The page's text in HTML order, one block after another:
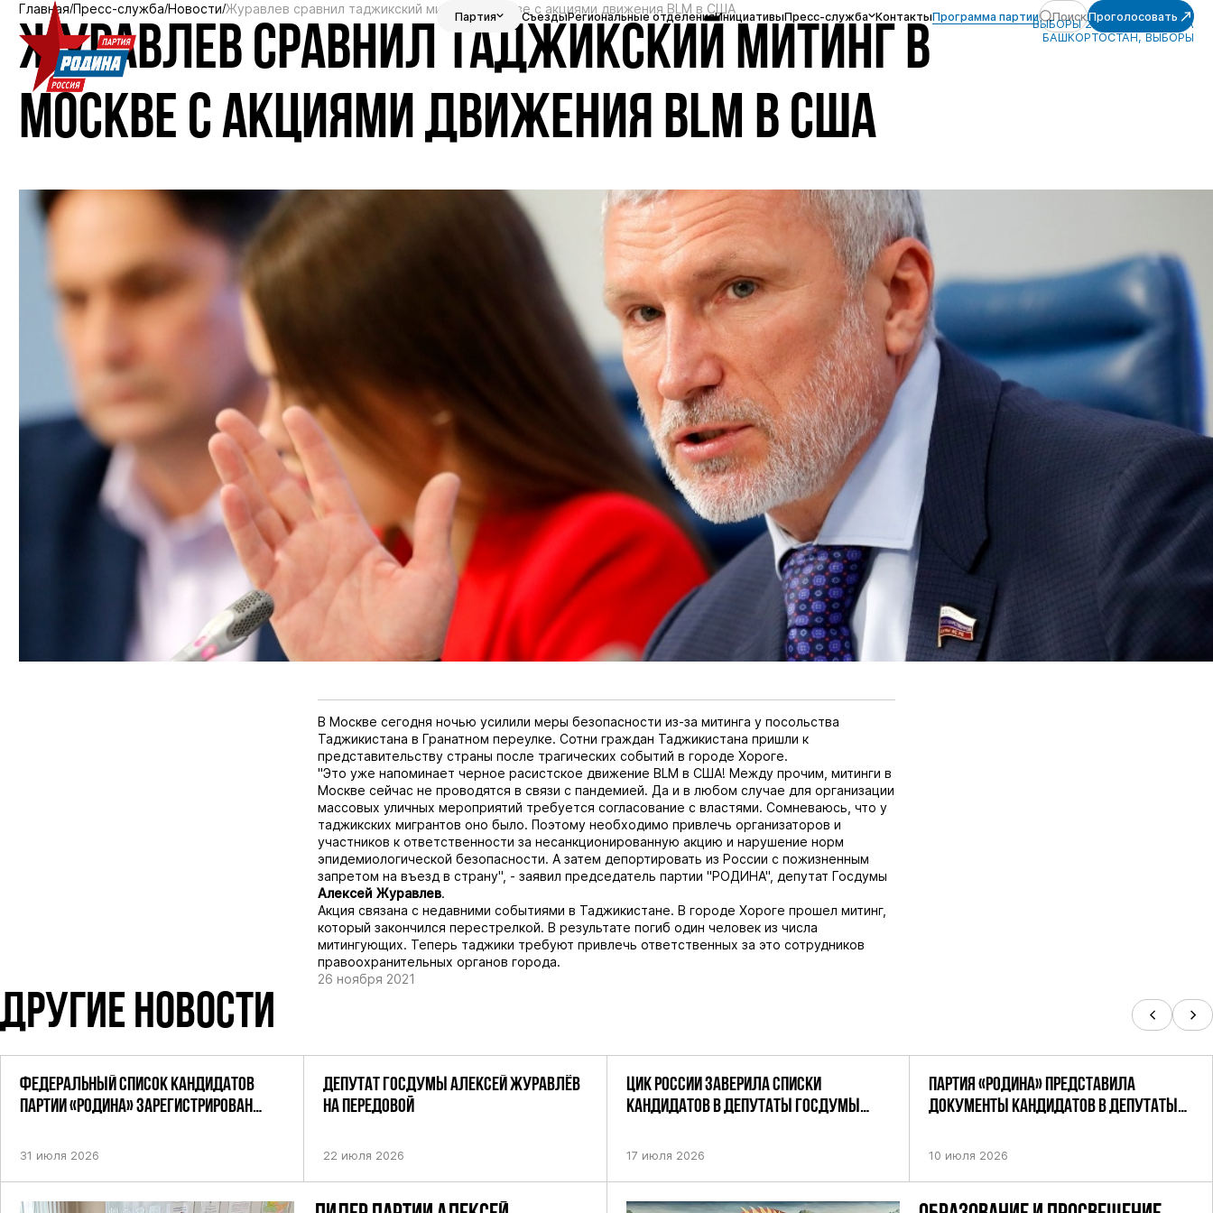
Партия СъездыРегиональные отделенияИнициативыПресс-служба КонтактыПрограмма партии ПоискПроголосовать
Главная Пресс-служба Новости Журавлев сравнил таджикский митинг в Москве с акциями движения BLM в США
ЖУРАВЛЕВ СРАВНИЛ ТАДЖИКСКИЙ МИТИНГ В
МОСКВЕ С АКЦИЯМИ ДВИЖЕНИЯ BLM В США
ВЫБОРЫ 2021, РЕСПУБЛИКА
БАШКОРТОСТАН, ВЫБОРЫ
В Москве сегодня ночью усилили меры безопасности из-за митинга у посольства
Таджикистана в Гранатном переулке. Сотни граждан Таджикистана пришли к
представительству страны после трагических событий в городе Хороге.
"Это уже напоминает черное расистское движение BLM в США! Между прочим, митинги в
Москве сейчас не проводятся в связи с пандемией. Да и в любом случае для организации
массовых уличных мероприятий требуется согласование с властями. Сомневаюсь, что у
таджикских мигрантов оно было. Поэтому необходимо привлечь организаторов и
участников к ответственности за несанкционированную акцию и нарушение норм
эпидемиологической безопасности. А затем депортировать из России с пожизненным
запретом на въезд в страну", - заявил председатель партии "РОДИНА", депутат Госдумы
Алексей Журавлев.
Акция связана с недавними событиями в Таджикистане. В городе Хороге прошел митинг,
который закончился перестрелкой. В результате погиб один человек из числа
митингующих. Теперь таджики требуют привлечь ответственных за это сотрудников
правоохранительных органов города.
26 ноября 2021
ДРУГИЕ НОВОСТИ
ФЕДЕРАЛЬНЫЙ СПИСОК КАНДИДАТОВ
ПАРТИИ «РОДИНА» ЗАРЕГИСТРИРОВАН
31 июля 2026
ДЕПУТАТ ГОСДУМЫ АЛЕКСЕЙ ЖУРАВЛЁВ
НА ПЕРЕДОВОЙ
22 июля 2026
ЦИК РОССИИ ЗАВЕРИЛА СПИСКИ
КАНДИДАТОВ В ДЕПУТАТЫ ГОСДУМЫ
17 июля 2026
ПАРТИЯ «РОДИНА» ПРЕДСТАВИЛА
ДОКУМЕНТЫ КАНДИДАТОВ В ДЕПУТАТЫ
10 июля 2026